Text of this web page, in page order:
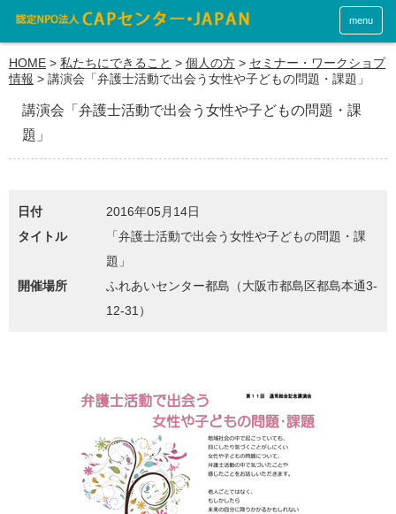
menu
HOME > 私たちにできること > 個人の方 > セミナー・ワークショプ
情報 > 講演会「弁護士活動で出会う女性や子どもの問題・課題」
講演会「弁護士活動で出会う女性や子どもの問題・課
題」
日付
2016年05月14日
タイトル
「弁護士活動で出会う女性や子どもの問題・課
題」
開催場所
ふれあいセンター都島（大阪市都島区都島本通3-
12-31）